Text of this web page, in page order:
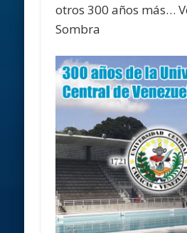
otros 300 años más…
Sombra